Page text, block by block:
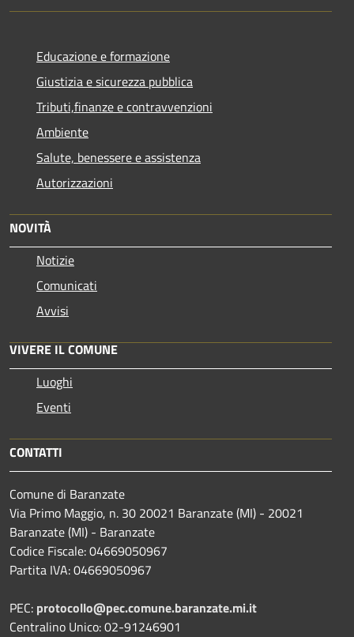
Educazione e formazione
Giustizia e sicurezza pubblica
Tributi,finanze e contravvenzioni
Ambiente
Salute, benessere e assistenza
Autorizzazioni
NOVITÀ
Notizie
Comunicati
Avvisi
VIVERE IL COMUNE
Luoghi
Eventi
CONTATTI
Comune di Baranzate
Via Primo Maggio, n. 30 20021 Baranzate (MI) - 20021
Baranzate (MI) - Baranzate
Codice Fiscale: 04669050967
Partita IVA: 04669050967
PEC: protocollo@pec.comune.baranzate.mi.it
Centralino Unico: 02-91246901